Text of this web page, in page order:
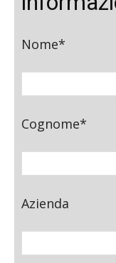
Nome*
Cognome*
Azienda